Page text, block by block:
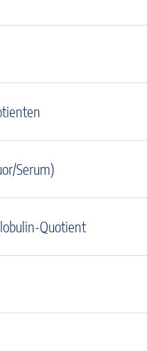
Serum)
Quotient